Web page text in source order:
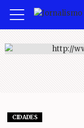
CIDADES